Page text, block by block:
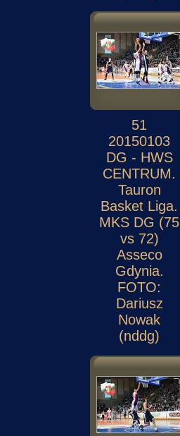
51
20150103
DG - HWS
CENTRUM.
Tauron
Basket Liga.
MKS DG (75
vs 72)
Asseco
Gdynia.
FOTO:
Dariusz
Nowak
(nddg)